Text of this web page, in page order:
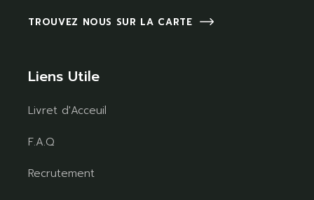
TROUVEZ NOUS SUR LA CARTE
Liens Utile
Livret d'Acceuil
F.A.Q
Recrutement